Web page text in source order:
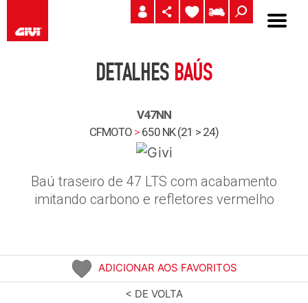
DETALHES BAÚS
V47NN
CFMOTO > 650 NK (21 > 24)
Baú traseiro de 47 LTS com acabamento
imitando carbono e refletores vermelho
ADICIONAR AOS FAVORITOS
< DE VOLTA